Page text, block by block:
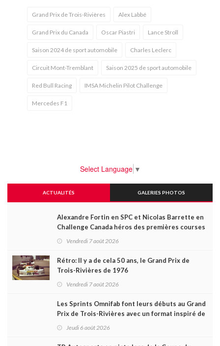
Grand Prix de Trois-Rivières Alex Labbé
Grand Prix du Canada Oscar Piastri Lance Stroll
Saison 2024 de sport automobile Charles Leclerc
Circuit Mont-Tremblant Saison 2025 de sport automobile
Red Bull Racing IMSA Michelin Pilot Challenge
Mercedes F1
Select Language ▼
ACTUALITÉS GALERIES PHOTOS
Alexandre Fortin en SPC et Nicolas Barrette en
Challenge Canada héros des premières courses
Vendredi 7 août 2026
Rétro: Il y a de cela 50 ans, le Grand Prix de
Trois-Rivières de 1976
Vendredi 7 août 2026
Les Sprints Omnifab font leurs débuts au Grand
Prix de Trois-Rivières avec un format inspiré de
Jeudi 6 août 2026